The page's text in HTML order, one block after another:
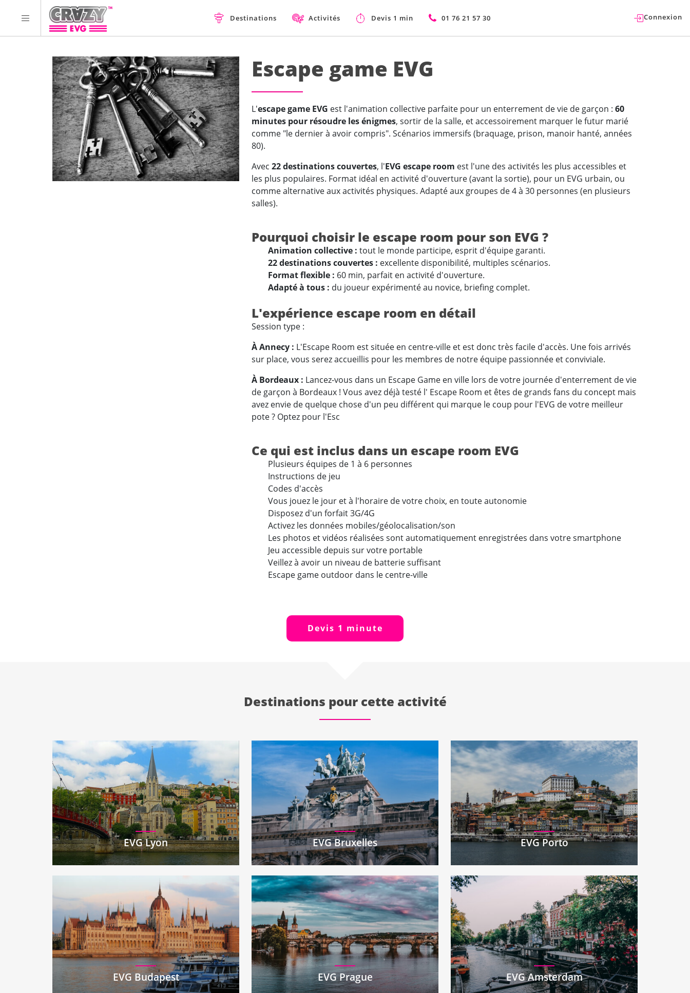
Destinations Activités Devis 1 min 01 76 21 57 30 Connexion
Escape game EVG
L'escape game EVG est l'animation collective parfaite pour un enterrement de vie de garçon : 60
minutes pour résoudre les énigmes, sortir de la salle, et accessoirement marquer le futur marié
comme "le dernier à avoir compris". Scénarios immersifs (braquage, prison, manoir hanté, années
80).
Avec 22 destinations couvertes, l'EVG escape room est l'une des activités les plus accessibles et
les plus populaires. Format idéal en activité d'ouverture (avant la sortie), pour un EVG urbain, ou
comme alternative aux activités physiques. Adapté aux groupes de 4 à 30 personnes (en plusieurs
salles).
Pourquoi choisir le escape room pour son EVG ?
Animation collective : tout le monde participe, esprit d'équipe garanti.
22 destinations couvertes : excellente disponibilité, multiples scénarios.
Format flexible : 60 min, parfait en activité d'ouverture.
Adapté à tous : du joueur expérimenté au novice, briefing complet.
L'expérience escape room en détail
Session type :
À Annecy : L'Escape Room est située en centre-ville et est donc très facile d'accès. Une fois arrivés
sur place, vous serez accueillis pour les membres de notre équipe passionnée et conviviale.
À Bordeaux : Lancez-vous dans un Escape Game en ville lors de votre journée d'enterrement de vie
de garçon à Bordeaux ! Vous avez déjà testé l' Escape Room et êtes de grands fans du concept mais
avez envie de quelque chose d'un peu différent qui marque le coup pour l'EVG de votre meilleur
pote ? Optez pour l'Esc
Ce qui est inclus dans un escape room EVG
Plusieurs équipes de 1 à 6 personnes
Instructions de jeu
Codes d'accès
Vous jouez le jour et à l'horaire de votre choix, en toute autonomie
Disposez d'un forfait 3G/4G
Activez les données mobiles/géolocalisation/son
Les photos et vidéos réalisées sont automatiquement enregistrées dans votre smartphone
Jeu accessible depuis sur votre portable
Veillez à avoir un niveau de batterie suffisant
Escape game outdoor dans le centre-ville
Devis 1 minute
Destinations pour cette activité
EVG Lyon EVG Bruxelles EVG Porto
EVG Budapest EVG Prague EVG Amsterdam